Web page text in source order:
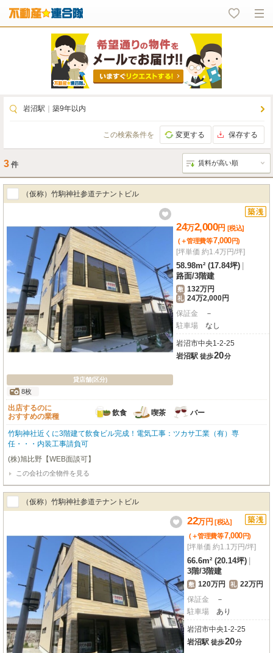
岩沼駅 築9年以内
この検索条件を 変更する 保存する
3 件
（仮称）竹駒神社参道テナントビル
貸店舗(区分)
8枚
24万2,000円 [税込]
(＋管理費等7,000円)
[坪単価 約1.4万円/坪]
58.98m² (17.84坪)
路面/3階建
敷 132万円
礼 24万2,000円
保証金
－
駐車場
なし
岩沼市中央1-2-25
岩沼駅 徒歩20分
出店するのに
おすすめの業種
飲食 喫茶 バー
竹駒神社近くに3階建て飲食ビル完成！電気工事：ツカサ工業（有）専
任・・・内装工事請負可
(株)旭比野【WEB面談可】
この会社の全物件を見る
（仮称）竹駒神社参道テナントビル
22万円 [税込]
(＋管理費等7,000円)
[坪単価 約1.1万円/坪]
66.6m² (20.14坪)
3階/3階建
敷 120万円 礼 22万円
保証金
－
駐車場
あり
岩沼市中央1-2-25
岩沼駅 徒歩20分